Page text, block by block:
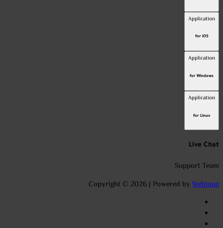
Application
for iOS
Application
for Windows
Application
for Linux
Live Chat
Support Team
Copyright © 2026 | Powered byWebique